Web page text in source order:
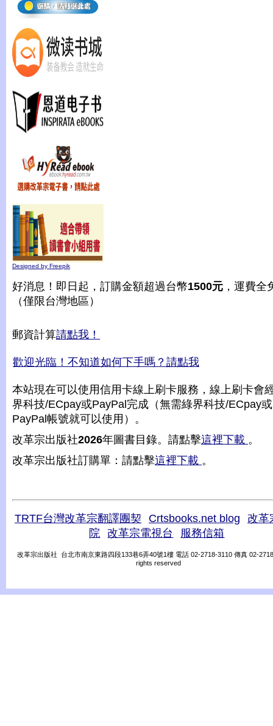
Designed by Freepik
好消息！即日起，訂購金額超過台幣1500元 ，運費全
（僅限台灣地區）
郵資計算請點我！
歡迎光臨！不知道如何下手嗎？請點我
本站現在可以使用信用卡線上刷卡服務，線上刷卡會
界科技/ECpay或PayPal完成（無需綠界科技/ECpay或
PayPal帳號就可以使用）。
改革宗出版社2026年圖書目錄。請點擊這裡下載 。
改革宗出版社訂購單：請點擊這裡下載 。
TRTF台灣改革宗翻譯團契 Crtsbooks.net blog
改革
院
改革宗電視台 服務信箱
改革宗出版社 台北市南京東路四段133巷6弄40號1樓 電話 02-2718-3110 傳真 02-
rights reserved